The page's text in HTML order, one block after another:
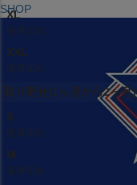
SHOP
XL
在庫切れ
XXL
在庫切れ
取り寄せ(1ヶ月から2ヶ月)
S
在庫切れ
M
在庫切れ